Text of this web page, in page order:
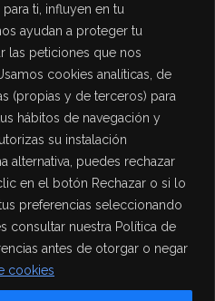
ti, influyen en tu
ayudan a proteger tu
las peticiones que nos
cookies analíticas, de
(propias y de terceros) para
hábitos de navegación y
su instalación
alternativa, puedes rechazar
en el botón Rechazar o si lo
preferencias seleccionando
consultar nuestra Política de
antes de otorgar o negar
cookies